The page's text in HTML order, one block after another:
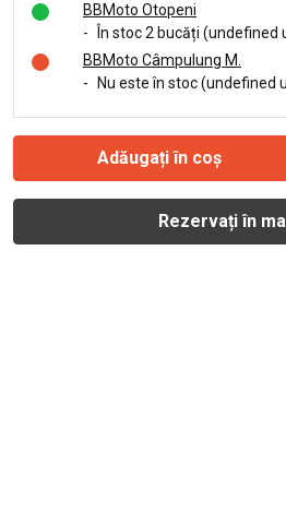
BBMoto Otopeni
-
În stoc 2 bucăți (undefined
BBMoto Câmpulung M.
-
Nu este în stoc (undefined
Adăugați în coș
Rezervați în